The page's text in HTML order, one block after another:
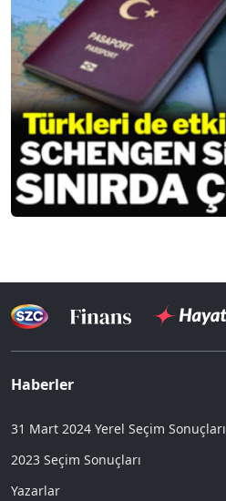
Haberler
31 Mart 2024 Yerel Seçim Sonuçları
2023 Seçim Sonuçları
Yazarlar